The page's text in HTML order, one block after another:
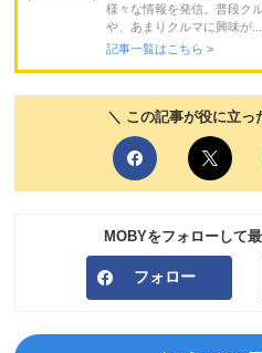
様々な情報を発信。普段ク
や、あまりクルマに興味が...
記事一覧はこちら >
＼ この記事が役に立っ
MOBYをフォローして
フォロー